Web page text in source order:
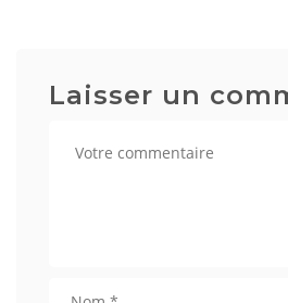
Laisser un